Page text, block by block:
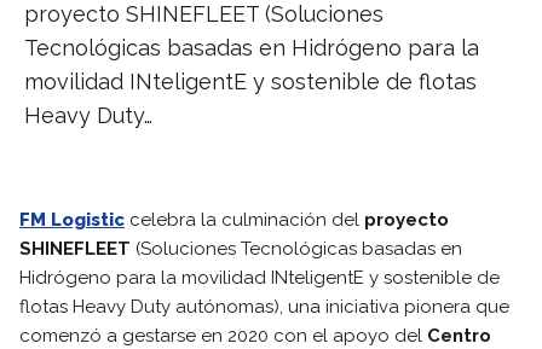
proyecto SHINEFLEET (Soluciones
Tecnológicas basadas en Hidrógeno para la
movilidad INteligentE y sostenible de flotas
Heavy Duty…
FM Logistic celebra la culminación del proyecto
SHINEFLEET (Soluciones Tecnológicas basadas en
Hidrógeno para la movilidad INteligentE y sostenible de
flotas Heavy Duty autónomas), una iniciativa pionera que
comenzó a gestarse en 2020 con el apoyo del Centro